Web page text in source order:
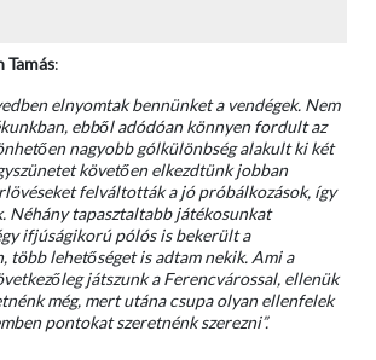
Tamás:
elnyomtak bennünket a vendégek. Nem
ebből adódóan könnyen fordult az
nagyobb gólkülönbség alakult ki két
követően elkezdtünk jobban
felváltották a jó próbálkozások, így
Néhány tapasztaltabb játékosunkat
ifjúságikorú pólós is bekerült a
több lehetőséget is adtam nekik. Ami a
játszunk a Ferencvárossal, ellenük
még, mert utána csupa olyan ellenfelek
pontokat szeretnénk szerezni”.